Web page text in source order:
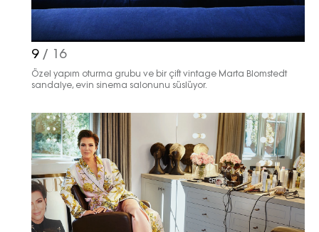
9/ 16
Özel yapım oturma grubu ve bir çift vintage Marta Blomstedt
sandalye, evin sinema salonunu süslüyor.